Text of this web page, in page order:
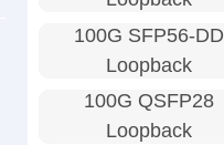
100G SFP56-DD
Loopback
100G QSFP28
Loopback